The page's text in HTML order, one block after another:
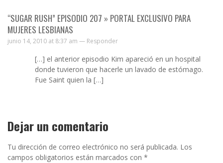
“SUGAR RUSH” EPISODIO 207 » PORTAL EXCLUSIVO PARA
MUJERES LESBIANAS
junio 14, 2010 at 8:37 am — Responder
[…] el anterior episodio Kim apareció en un hospital
donde tuvieron que hacerle un lavado de estómago.
Fue Saint quien la […]
Dejar un comentario
Tu dirección de correo electrónico no será publicada. Los
campos obligatorios están marcados con *